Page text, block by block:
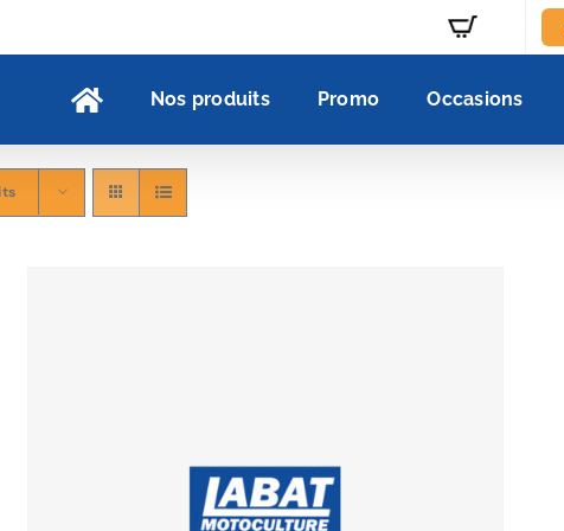
Nos produits Promo Occasions